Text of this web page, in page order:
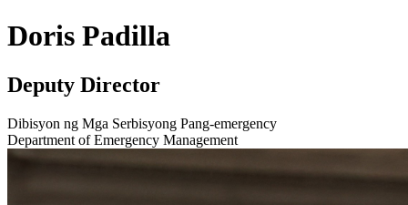
Doris Padilla
Deputy Director
Dibisyon ng Mga Serbisyong Pang-emergency
Department of Emergency Management